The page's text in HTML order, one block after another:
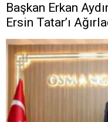
Başkan Erkan
Ersin Tatar’ı